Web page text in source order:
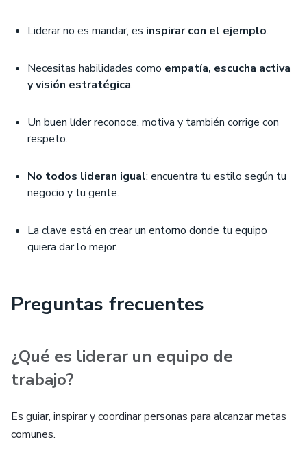
Liderar no es mandar, es inspirar con el ejemplo.
Necesitas habilidades como empatía, escucha activa
y visión estratégica.
Un buen líder reconoce, motiva y también corrige con
respeto.
No todos lideran igual: encuentra tu estilo según tu
negocio y tu gente.
La clave está en crear un entorno donde tu equipo
quiera dar lo mejor.
Preguntas frecuentes
¿Qué es liderar un equipo de
trabajo?
Es guiar, inspirar y coordinar personas para alcanzar metas
comunes.